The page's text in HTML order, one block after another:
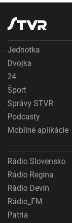
Jednotka
Dvojka
24
Šport
Správy STVR
Podcasty
Mobilné aplikácie
Rádio Slovensko
Rádio Regina
Rádio Devín
Rádio_FM
Patria